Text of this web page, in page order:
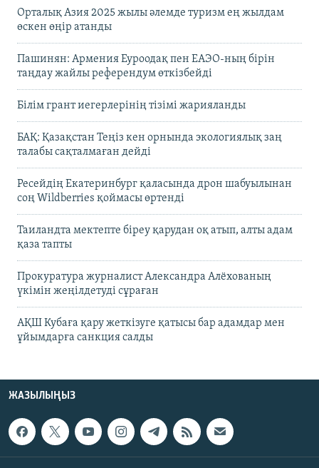
Орталық Азия 2025 жылы әлемде туризм ең жылдам
өскен өңір атанды
Пашинян: Армения Еуроодақ пен ЕАЭО-ның бірін
таңдау жайлы референдум өткізбейді
Білім грант иегерлерінің тізімі жарияланды
БАҚ: Қазақстан Теңіз кен орнында экологиялық заң
талабы сақталмаған дейді
Ресейдің Екатеринбург қаласында дрон шабуылынан
соң Wildberries қоймасы өртенді
Таиландта мектепте біреу қарудан оқ атып, алты адам
қаза тапты
Прокуратура журналист Александра Алёхованың
үкімін жеңілдетуді сұраған
АҚШ Кубаға қару жеткізуге қатысы бар адамдар мен
ұйымдарға санкция салды
ЖАЗЫЛЫҢЫЗ